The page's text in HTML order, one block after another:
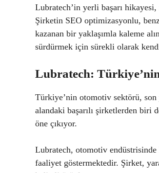
Lubratech’in yerli başarı
Şirketin SEO optimizasyonlu,
kazanan bir yaklaşımla kaleme
sürdürmek için sürekli olarak
Lubratech:
Türkiye’nin otomotiv sektörü,
alandaki başarılı şirketlerden biri
öne çıkıyor.
Lubratech, otomotiv
faaliyet göstermektedir. Şirket,